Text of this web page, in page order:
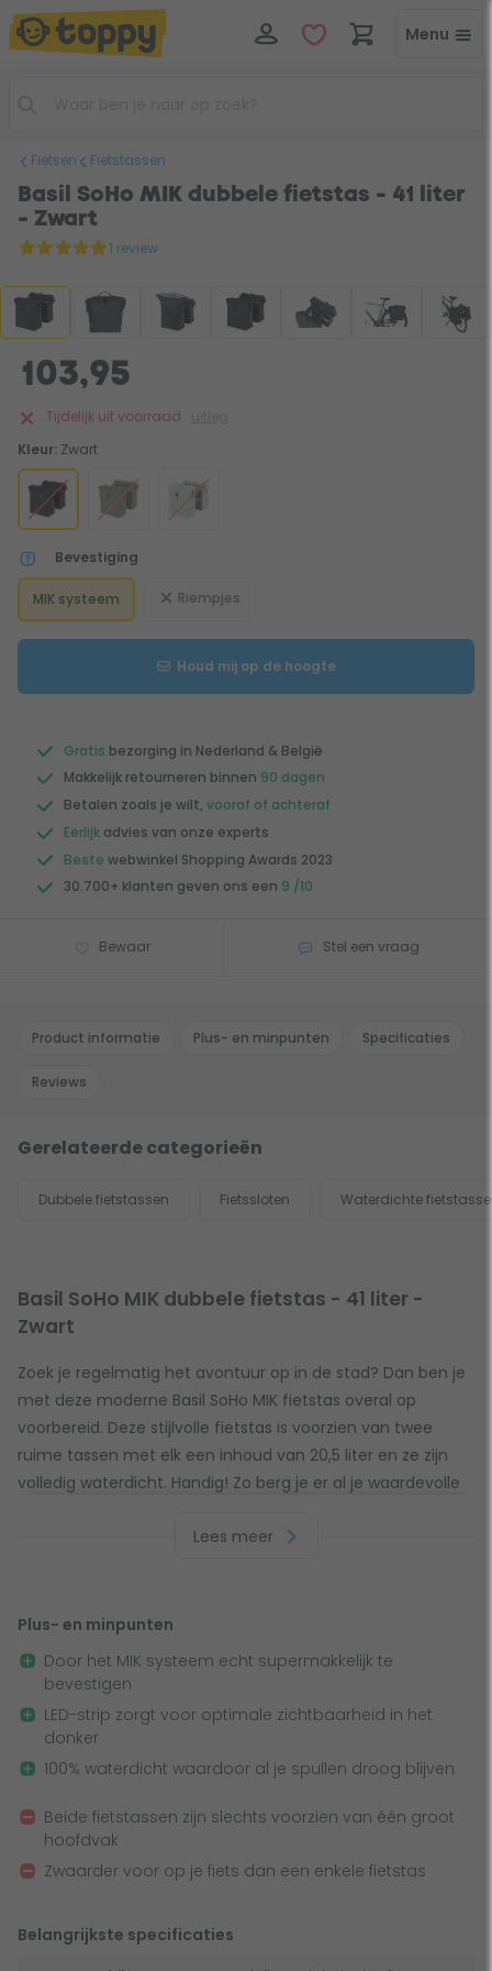
Menu
Fietsen Fietstassen
Basil SoHo MIK dubbele fietstas - 41 liter
- Zwart
1 review
103,95
Tijdelijk uit voorraad
Kleur: Zwart
Bevestiging
MIK systeem Riempjes
Houd mij op de hoogte
Gratis bezorging in Nederland & België
Makkelijk retourneren binnen 90 dagen
Betalen zoals je wilt, vooraf of achteraf
Eerlijk advies van onze experts
Beste webwinkel Shopping Awards 2023
30.700+ klanten geven ons een 9 /10
Bewaar Stel een vraag
Product informatie Plus- en minpunten Specificaties
Reviews
Gerelateerde categorieën
Dubbele fietstassen Fietssloten Waterdichte
Basil SoHo MIK dubbele fietstas - 41 liter -
Zwart
Zoek je regelmatig het avontuur op in de stad? Dan ben je
met deze moderne Basil SoHo MIK fietstas overal op
voorbereid. Deze stijlvolle fietstas is voorzien van twee
ruime tassen met elk een inhoud van 20,5 liter en ze zijn
volledig waterdicht. Handig! Zo berg je er al je waardevolle
veiligheid is gedacht. Dankzij de geïntegreerde LED-strip
Eenvoudig te bevestigen met MIK systeem
Heeft jouw fiets een MIK bagagedrager? Dan is deze
fietstas gemakkelijk te plaatsen. De Basil SoHo Mik fietstas
is voorzien van een voorgemonteerde MIK adapter plaat.
Daarnaast neem je de fietstas met hetzelfde gemak weer
van de fiets af. Is je fiets niet voorzien van een MIK-
bagagedrager? Dan kun je deze fietstas met behulp van
een MIK-carrierplaat bevestigen.
Optimale zichtbaarheid dankzij geïntegreerde
Lees meer
Plus- en minpunten
Door het MIK systeem echt supermakkelijk te
bevestigen
LED-strip zorgt voor optimale zichtbaarheid in het
donker
100% waterdicht waardoor al je spullen droog blijven
Beide fietstassen zijn slechts voorzien van één groot
hoofdvak
Zwaarder voor op je fiets dan een enkele fietstas
Belangrijkste specificaties